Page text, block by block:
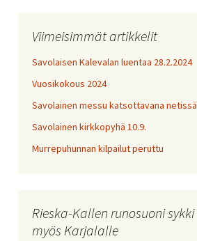
Viimeisimmät artikkelit
Savolaisen Kalevalan luentaa 28.2.2024
Vuosikokous 2024
Savolainen messu katsottavana netissä
Savolainen kirkkopyhä 10.9.
Murrepuhunnan kilpailut peruttu
Rieska-Kallen runosuoni sykki
myös Karjalalle